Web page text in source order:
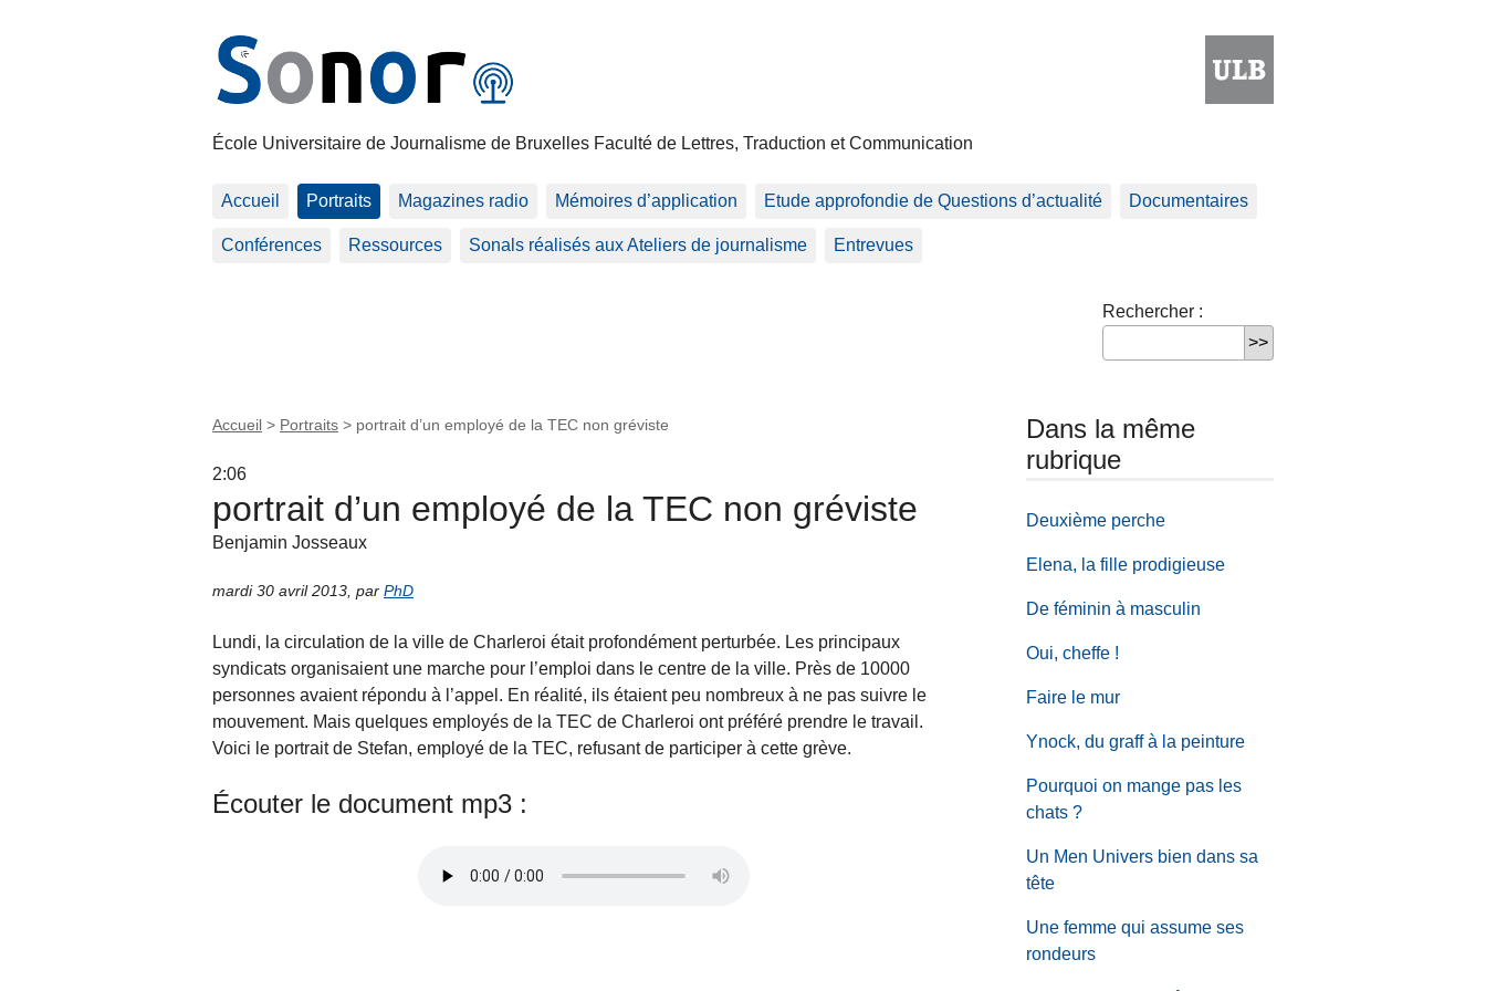
École Universitaire de Journalisme de Bruxelles Faculté de Lettres, Traduction et Communication
Accueil Portraits Magazines radio Mémoires d’application Etude approfondie de Questions d’actualité Documentaires
Conférences Ressources Sonals réalisés aux Ateliers de journalisme Entrevues
Rechercher :
Accueil > Portraits > portrait d’un employé de la TEC non gréviste
2:06
portrait d’un employé de la TEC non gréviste
Benjamin Josseaux
mardi 30 avril 2013 par PhD
Lundi, la circulation de la ville de Charleroi était profondément perturbée. Les principaux
syndicats organisaient une marche pour l’emploi dans le centre de la ville. Près de 10000
personnes avaient répondu à l’appel. En réalité, ils étaient peu nombreux à ne pas suivre le
mouvement. Mais quelques employés de la TEC de Charleroi ont préféré prendre le travail.
Voici le portrait de Stefan, employé de la TEC, refusant de participer à cette grève.
Écouter le document mp3 :
Dans la même
rubrique
Deuxième perche
Elena, la fille prodigieuse
De féminin à masculin
Oui, cheffe !
Faire le mur
Ynock, du graff à la peinture
Pourquoi on mange pas les
chats ?
Un Men Univers bien dans sa
tête
Une femme qui assume ses
rondeurs